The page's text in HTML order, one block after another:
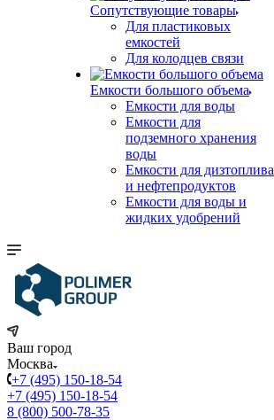
Сопутствующие товары
Для пластиковых
емкостей
Для колодцев связи
Емкости большого объема
Емкости для воды
Емкости для
подземного хранения
воды
Емкости для дизтоплива
и нефтепродуктов
Емкости для воды и
жидких удобрений
Ваш город
Москва
+7 (495) 150-18-54
+7 (495) 150-18-54
8 (800) 500-78-35